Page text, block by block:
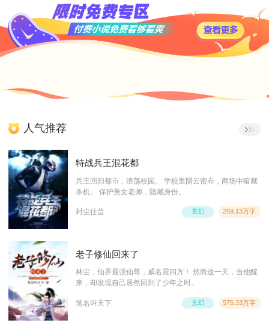
人气推荐
特战兵王混花都
兵王回归都市，浪荡校园。 学校里阴云密布，商场中暗藏
杀机。 保护美女老师，隐藏身份。
封尘往昔 269.13万字
玄幻
老子修仙回来了
林尘，仙界最强仙尊，威名震四方！ 然而这一天，当他醒
来，却发现自己居然回到了少年之时。
笔名叫天下 575.33万字
玄幻